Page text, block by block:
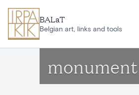
BALaT
Belgian art, links and tools